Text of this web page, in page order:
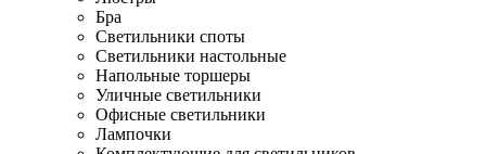
Бра
Светильники споты
Светильники настольные
Напольные торшеры
Уличные светильники
Офисные светильники
Лампочки